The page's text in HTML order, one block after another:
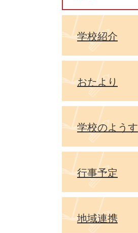
学校紹介
おたより
学校のようす
行事予定
地域連携